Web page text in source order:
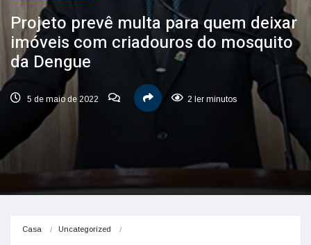
Projeto prevê multa para quem deixar
imóveis com criadouros do mosquito
da Dengue
5 de maio de 2022 2 ler minutos
Casa Uncategorized